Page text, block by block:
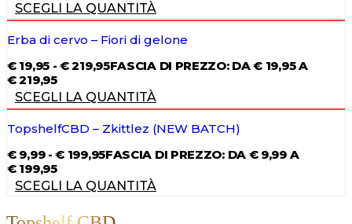
SCEGLI LA QUANTITÀ
Erba di cervo – Fiori di gelone
€19,95 - €219,95FASCIA DI PREZZO: DA € 19,95 A
€ 219,95
SCEGLI LA QUANTITÀ
TopshelfCBD – Zkittlez (NEW BATCH)
€9,99 - € 199,95FASCIA DI PREZZO: DA € 9,99 A
€ 199,95
SCEGLI LA QUANTITÀ